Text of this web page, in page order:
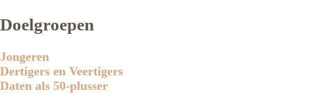
Doelgroepen
Jongeren
Dertigers en Veertigers
Daten als 50-plusser